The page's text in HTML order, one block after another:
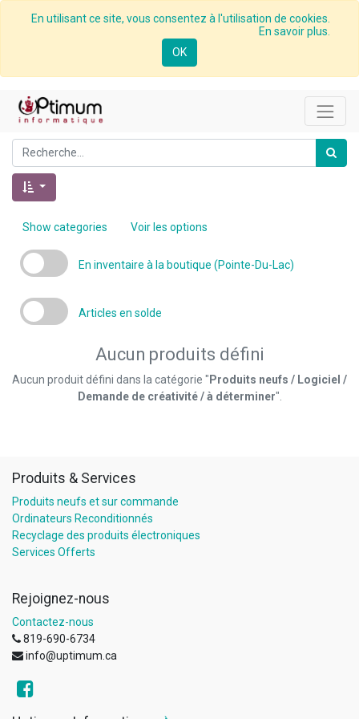
En utilisant ce site, vous consentez à l'utilisation de cookies.
En savoir plus.
OK
Show categories Voir les options
En inventaire à la boutique (Pointe-Du-Lac)
Articles en solde
Aucun produits défini
Aucun produit défini dans la catégorie " Produits neufs / Logiciel /
Demande de créativité / à déterminer".
Produits & Services
Produits neufs et sur commande
Ordinateurs Reconditionnés
Recyclage des produits électroniques
Services Offerts
Rejoignez-nous
Contactez-nous
819-690-6734
info@uptimum.ca